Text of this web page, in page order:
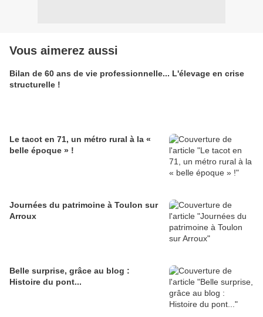
Vous aimerez aussi
Bilan de 60 ans de vie professionnelle... L'élevage en crise
structurelle !
Le tacot en 71, un métro rural à la «
belle époque » !
Journées du patrimoine à Toulon sur
Arroux
Belle surprise, grâce au blog :
Histoire du pont...